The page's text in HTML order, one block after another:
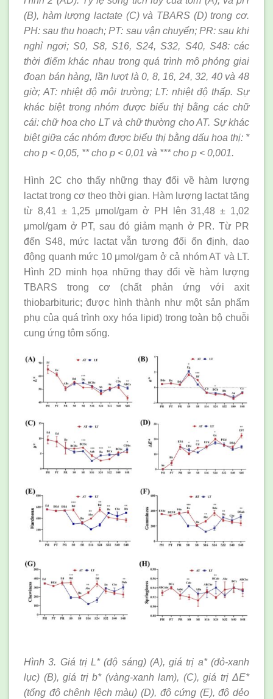
(B), hàm lượng lactate (C) và TBARS (D) trong cơ.
PH: sau thu hoạch; PT: sau vận chuyển; PR: sau khi
nghỉ ngơi; S0, S8, S16, S24, S32, S40, S48: các
thời điểm khác nhau trong quá trình mô phỏng giai
đoạn bán hàng, lần lượt là 0, 8, 16, 24, 32, 40 và 48
giờ; AT: nhiệt độ môi trường; LT: nhiệt độ thấp. Sự
khác biệt trong nhóm được biểu thị bằng các chữ
cái: chữ hoa cho LT và chữ thường cho AT. Sự khác
biệt giữa các nhóm được biểu thị bằng dấu hoa thị: *
cho p < 0,05, ** cho p < 0,01 và *** cho p < 0,001.
Hình 2C cho thấy những thay đổi về hàm lượng
lactat trong cơ theo thời gian. Hàm lượng lactat tăng
từ 8,41 ± 1,25 μmol/gam ở PH lên 31,48 ± 1,02
μmol/gam ở PT, sau đó giảm mạnh ở PR. Từ PR
đến S48, mức lactat vẫn tương đối ổn định, dao
động quanh mức 10 μmol/gam ở cả nhóm AT và LT.
Hình 2D minh họa những thay đổi về hàm lượng
TBARS trong cơ (chất phản ứng với axit
thiobarbituric; được hình thành như một sản phẩm
phụ của quá trình oxy hóa lipid) trong toàn bộ chuỗi
cung ứng tôm sống.
Hình 3. Giá trị L* (độ sáng) (A), giá trị a* (đỏ-xanh
lục) (B), giá trị b* (vàng-xanh lam), (C), giá trị ΔE*
(tổng độ chênh lệch màu) (D), độ cứng (E), độ dẻo